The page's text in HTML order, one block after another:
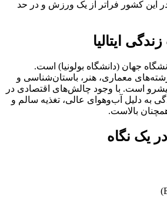
در این کشور فراتر از یک ورزش و در حد
ایتالیا
جهان (دانشگاه بولونیا) است.
معماری، هنر، باستان‌شناسی و
است. با وجود چالش‌های اقتصادی در
به دلیل آب‌وهوای عالی، تغذیه سالم و
بالاست.
در یک نگاه